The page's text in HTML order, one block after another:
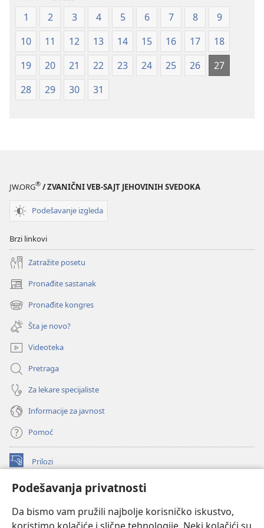
Podešavanja privatnosti
Da bismo vam pružili najbolje korisničko iskustvo,
(revidirano
izdanje
iz
2019)
(revidirano
izdanje
iz
2019)
1 2 3 4 5 6 7 8
9
10
11 12 13 14 15 16 17
18
19
20 21 22 23 24 25 26
27
28
29 30 31
JW.ORG® / ZVANIČNI VEB-SAJT JEHOVINIH SVEDOKA
Podešavanje izgleda
Brzi linkovi
Zatražite posetu
Pronađite sastanak
(otvara
novi
prozor)
Pronađite kongres
(otvara
novi
prozor)
Šta je novo?
Videoteka
Pretraga
Za lekare specijaliste
Informacije za javnost
Pomoć
Prilozi
(otvara
prozor)ONLAJN BIBLIOTEKA Watchtower
novi
prozor)JW Hub®